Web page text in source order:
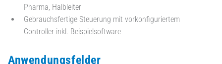
Pharma, Halbleiter
Gebrauchsfertige Steuerung mit vorkonfiguriertem
Controller inkl. Beispielsoftware
Anwendungsfelder